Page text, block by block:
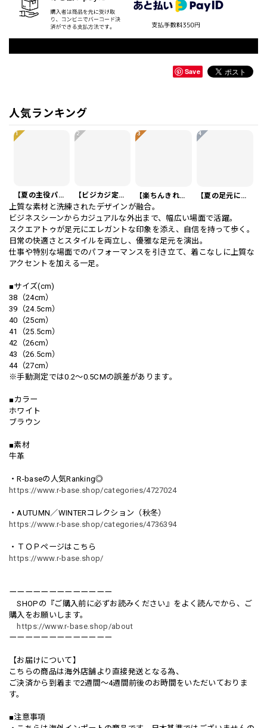
Save
人気ランキング
1
【夏の主役パンツ】リネンイタリアスタイルショートパンツ 3Color PA0121
2
【ビジカジ定番】ハイエンド スリムフィット ビジネスカジュアル スラックスパンツ PA0228
3
【楽ちんきれいめ】ワッフル カジュアル スリムスラックスパンツ PA0226
4
【夏の足元に】編み込みベルト付き フラット サンダル 3color SH0128
上質な素材と洗練されたデザインが融合。
ビジネスシーンからカジュアルな外出まで、幅広い場面で活躍。
スクエアトゥが足元にエレガントな印象を添え、自信を持って歩く。
日常の快適さとスタイルを両立し、優雅な足元を演出。
仕事や特別な場面でのパフォーマンスを引き立て、着こなしに上質な
アクセントを加える一足。
■サイズ(cm)
38（24cm）
39（24.5cm）
40（25cm）
41（25.5cm）
42（26cm）
43（26.5cm）
44（27cm）
※手動測定では0.2〜0.5CMの誤差があります。
■カラー
ホワイト
ブラウン
■素材
牛革
・R-baseの人気Ranking◎
https://www.r-base.shop/categories/4727024
・AUTUMN／WINTERコレクション（秋冬）
https://www.r-base.shop/categories/4736394
・ＴＯＰページはこちら
https://www.r-base.shop/
ーーーーーーーーーーーーー
SHOPの『ご購入前に必ずお読みください』をよく読んでから、ご
購入をお願いします。
https://www.r-base.shop/about
ーーーーーーーーーーーーー
【お届けについて】
こちらの商品は海外店舗より直接発送となる為、
ご決済から到着まで2週間〜4週間前後のお時間をいただいておりま
す。
■注意事項